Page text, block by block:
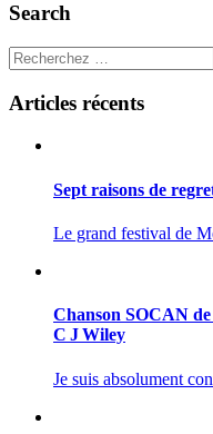
Search
Articles récents
Sept raisons de
Le grand festival de
Chanson SOCAN
C J Wiley
Je suis absolument